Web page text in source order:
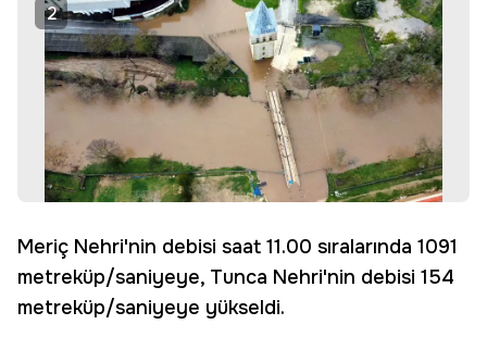
2
Meriç Nehri'nin debisi saat 11.00 sıralarında 1091
metreküp/saniyeye, Tunca Nehri'nin debisi 154
metreküp/saniyeye yükseldi.